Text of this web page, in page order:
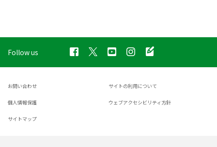
Follow us
お問い合わせ サイトの利用について
個人情報保護 ウェブアクセシビリティ方針
サイトマップ